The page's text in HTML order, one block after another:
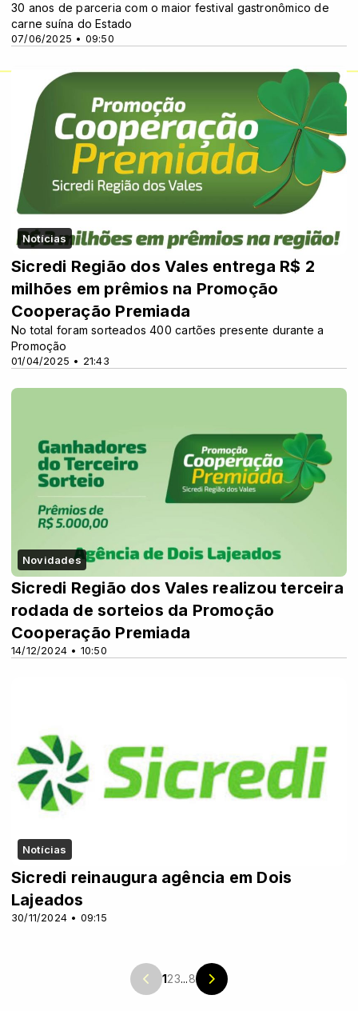
07/06/2025 • 09:50
30 anos de parceria com o maior festival gastronômico de
carne suína do Estado
Notícias
01/04/2025 • 21:43
Sicredi Região dos Vales entrega R$ 2
milhões em prêmios na Promoção
Cooperação Premiada
No total foram sorteados 400 cartões presente durante a
Promoção
Novidades
14/12/2024 • 10:50
Sicredi Região dos Vales realizou terceira
rodada de sorteios da Promoção
Cooperação Premiada
Notícias
30/11/2024 • 09:15
Sicredi reinaugura agência em Dois
Lajeados
123...8